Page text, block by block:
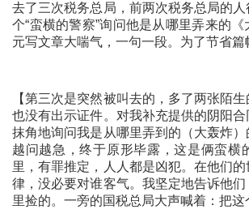
去了三次税务总局，前两次税务总局的
个“蛮横的警察”询问他是从哪里弄来的
元写文章大喘气，一句一段。为了节省
【第三次是突然被叫去的，多了两张陌
也没有出示证件。对我补充提供的阴阳
抹角地询问我是从哪里弄到的（大轰炸
越问越急，终于原形毕露，这是俩蛮横
里，有罪推定，人人都是凶犯。在他们
律，没必要对谁客气。我坚定地告诉他
里捡的。一旁的国税总局大声喊着：把